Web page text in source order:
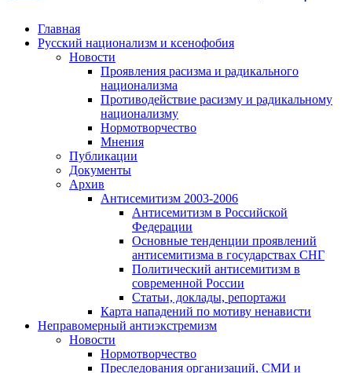
Главная
Русский национализм и ксенофобия
Новости
Проявления расизма и радикального
национализма
Противодействие расизму и радикальному
национализму
Нормотворчество
Мнения
Публикации
Документы
Архив
Антисемитизм 2003-2006
Антисемитизм в Российской
Федерации
Основные тенденции проявлений
антисемитизма в государствах СНГ
Политический антисемитизм в
современной России
Статьи, доклады, репортажи
Карта нападений по мотиву ненависти
Неправомерный антиэкстремизм
Новости
Нормотворчество
Преследования организаций, СМИ и